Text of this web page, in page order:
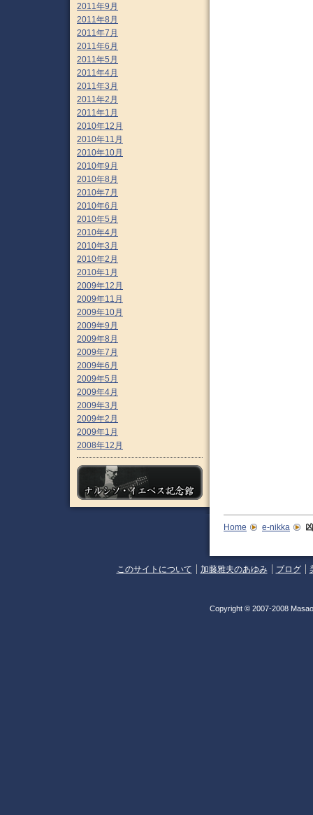
2011年9月
2011年8月
2011年7月
2011年6月
2011年5月
2011年4月
2011年3月
2011年2月
2011年1月
2010年12月
2010年11月
2010年10月
2010年9月
2010年8月
2010年7月
2010年6月
2010年5月
2010年4月
2010年3月
2010年2月
2010年1月
2009年12月
2009年11月
2009年10月
2009年9月
2009年8月
2009年7月
2009年6月
2009年5月
2009年4月
2009年3月
2009年2月
2009年1月
2008年12月
Home e-nikka
このサイトについて 加藤雅夫のあゆみ ブログ
Copyright © 2007-2008